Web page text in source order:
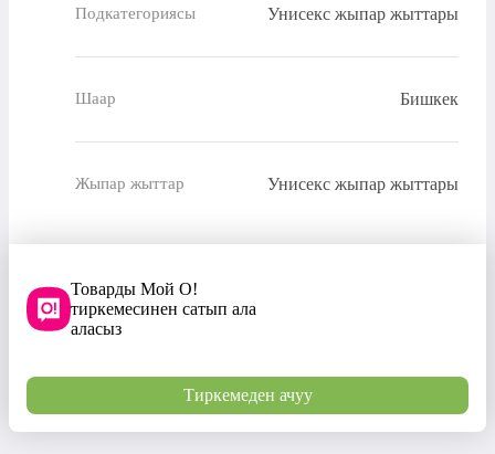
Подкатегориясы Унисекс жыпар жыттары
Шаар Бишкек
Жыпар жыттар Унисекс жыпар жыттары
Товарды Мой О!
тиркемесинен сатып ала
аласыз
Тиркемеден ачуу